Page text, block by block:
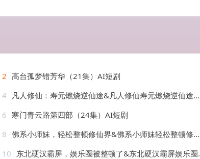
2 高台孤梦错芳华（21集）AI短剧
4
凡人修仙：寿元燃烧逆仙途&凡人修仙寿元燃烧逆仙途（97集）AI短剧
6 寒门青云路第四部（24集）AI短剧
8 佛系小师妹，轻松整顿修仙界&佛系小师妹轻松整顿修仙界（46集）AI短剧
10 东北硬汉霸屏，娱乐圈被整顿了&东北硬汉霸屏娱乐圈被整顿了（30集）AI短剧